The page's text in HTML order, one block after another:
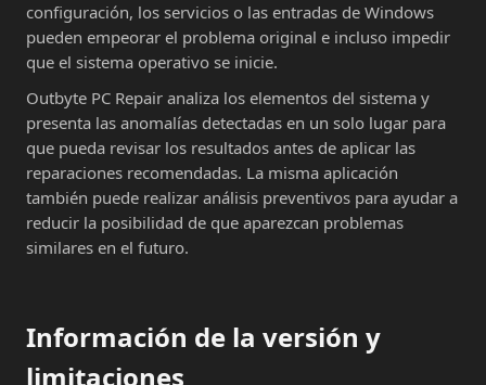
configuración, los servicios o las entradas de Windows
pueden empeorar el problema original e incluso impedir
que el sistema operativo se inicie.
Outbyte PC Repair analiza los elementos del sistema y
presenta las anomalías detectadas en un solo lugar para
que pueda revisar los resultados antes de aplicar las
reparaciones recomendadas. La misma aplicación
también puede realizar análisis preventivos para ayudar a
reducir la posibilidad de que aparezcan problemas
similares en el futuro.
Información de la versión y
limitaciones